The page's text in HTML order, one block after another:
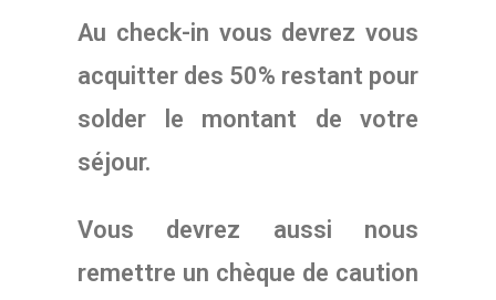
Au check-in vous devrez vous
acquitter des 50% restant pour
solder le montant de votre
séjour.
Vous devrez aussi nous
remettre un chèque de caution